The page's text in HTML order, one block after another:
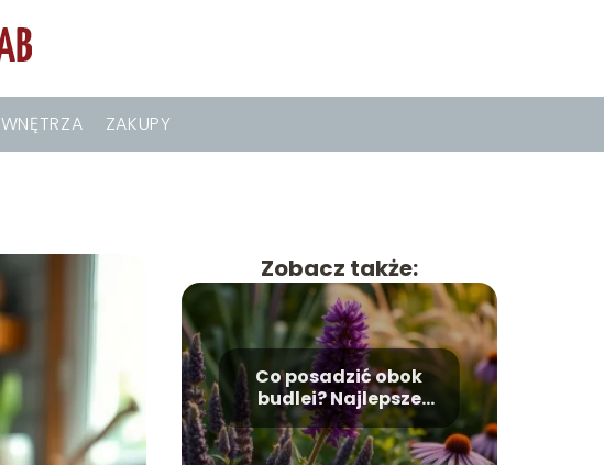
WNĘTRZA ZAKUPY
Zobacz także:
Co posadzić obok
budlei? Najlepsze
rośliny towarzyszące